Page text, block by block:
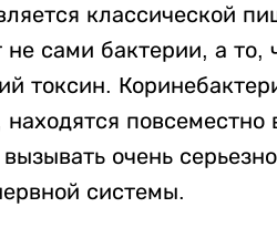
классической
не сами бактерии, а
токсин.
находятся
очень
системы.